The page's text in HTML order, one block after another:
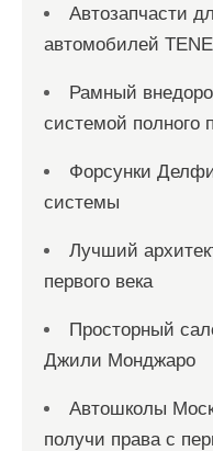
Автозапчасти
автомобилей
Рамный
системой полного
Форсунки
системы
Лучший
первого века
Просторный
Джили Монджаро
Автошколы
получи права с